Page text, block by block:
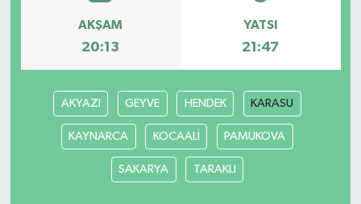
AKŞAM
20:13
YATSI
21:47
AKYAZI GEYVE HENDEK KARASU
KAYNARCA KOCAALİ PAMUKOVA
SAKARYA TARAKLI